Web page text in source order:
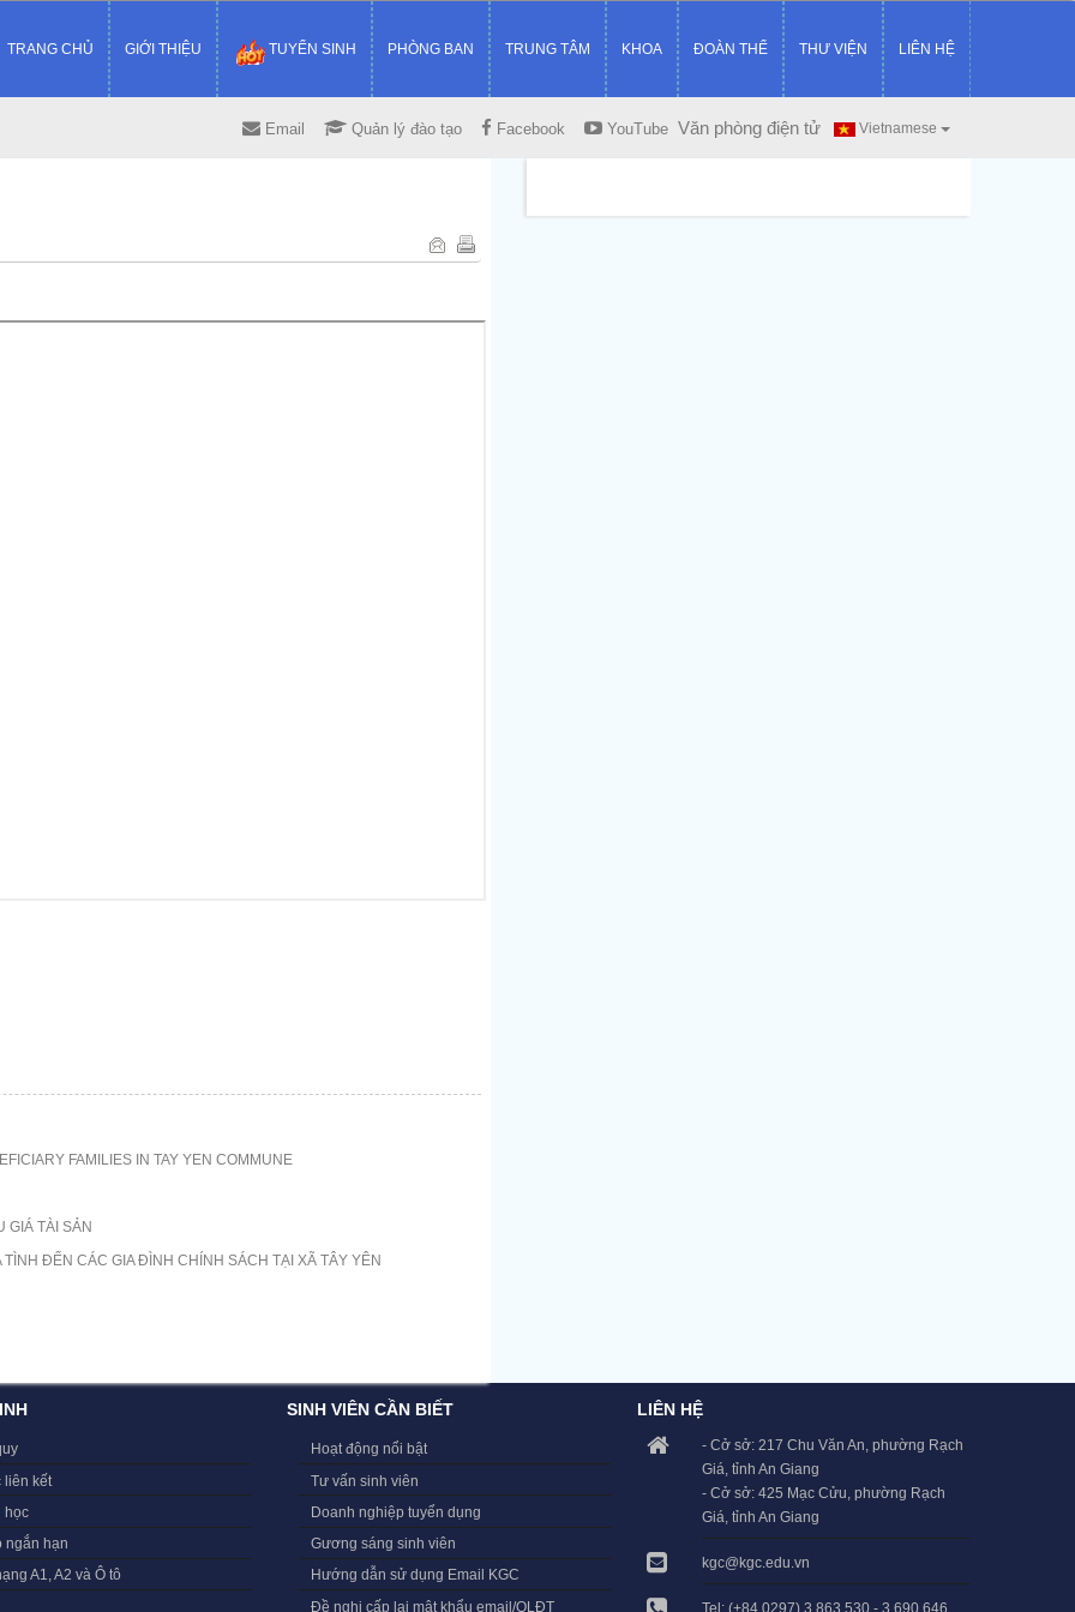
TRANG CHỦ GIỚI THIỆU TUYỂN SINH PHÒNG BAN TRUNG TÂM KHOA ĐOÀN THỂ THƯ VIỆN LIÊN HỆ
Vietnamese
Email Quản lý đào tạo Facebook YouTube Văn phòng điện tử
FAMILIES IN TAY YEN COMMUNE
GIÁ TÀI SẢN
ĐẾN CÁC GIA ĐÌNH CHÍNH SÁCH TẠI XÃ TÂY YÊN
liên kết
học
ngắn hạn
A1, A2 và Ô tô
SINH VIÊN CẦN BIẾT
Hoạt động nổi bật
Tư vấn sinh viên
Doanh nghiệp tuyển dụng
Gương sáng sinh viên
Hướng dẫn sử dụng Email KGC
Đề nghị cấp lại mật khẩu email/QLĐT
LIÊN HỆ
- Cở sở: 217 Chu Văn An, phường Rạch
Giá, tỉnh An Giang
- Cở sở: 425 Mạc Cửu, phường Rạch
Giá, tỉnh An Giang
kgc@kgc.edu.vn
Tel: (+84 0297) 3.863.530 - 3.690.646